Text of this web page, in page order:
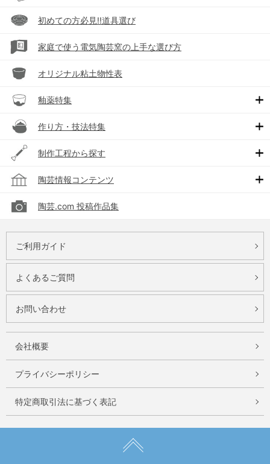
初めての方必見!!道具選び
家庭で使う電気陶芸窯の上手な選び方
オリジナル粘土物性表
釉薬特集
作り方・技法特集
制作工程から探す
陶芸情報コンテンツ
陶芸.com 投稿作品集
ご利用ガイド
よくあるご質問
お問い合わせ
会社概要
プライバシーポリシー
特定商取引法に基づく表記